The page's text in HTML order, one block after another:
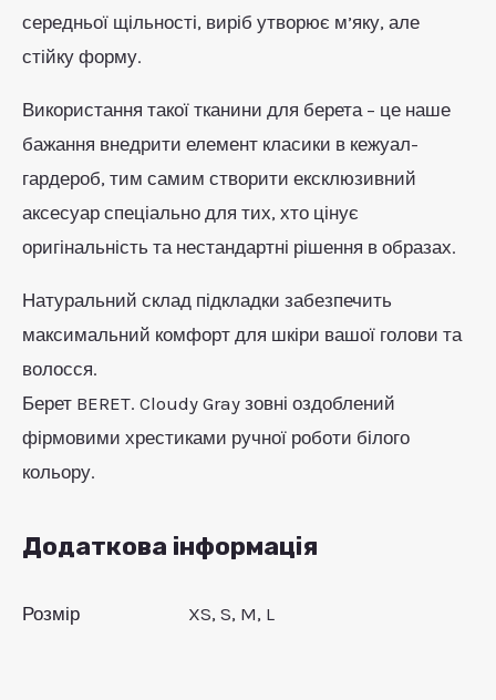
середньої щільності, виріб утворює м’яку, але
стійку форму.
Використання такої тканини для берета – це наше
бажання внедрити елемент класики в кежуал-
гардероб, тим самим створити ексклюзивний
аксесуар спеціально для тих, хто цінує
оригінальність та нестандартні рішення в образах.
Натуральний склад підкладки забезпечить
максимальний комфорт для шкіри вашої голови та
волосся.
Берет BERET. Cloudy Gray зовні оздоблений
фірмовими хрестиками ручної роботи білого
кольору.
Додаткова інформація
Розмір XS, S, M, L